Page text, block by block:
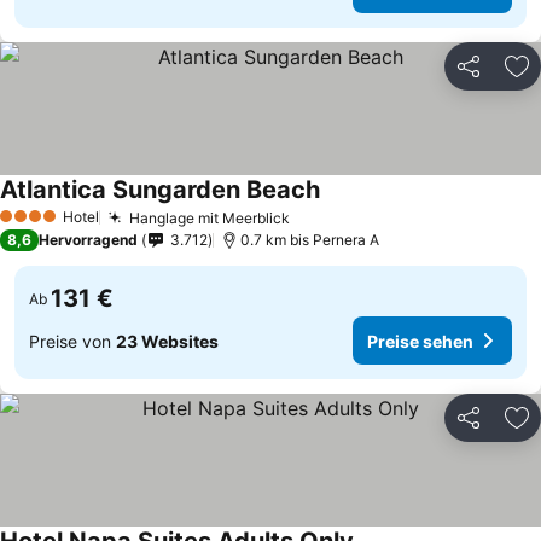
Teilen
4 Sterne Hotel Hanglage mit Meerblick
Atlantica Sungarden Beach
8,6 Hervorragend 3.712 0.7 km bis Pernera A
Ab 131 €
Preise von 23 Websites Preise sehen
Teilen